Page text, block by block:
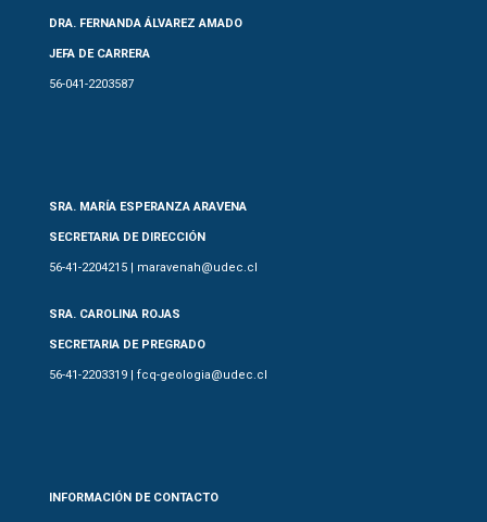
DRA. FERNANDA ÁLVAREZ AMADO
JEFA DE CARRERA
56-041-2203587
SRA. MARÍA ESPERANZA ARAVENA
SECRETARIA DE DIRECCIÓN
56-41-2204215 | maravenah@udec.cl
SRA. CAROLINA ROJAS
SECRETARIA DE PREGRADO
56-41-2203319 | fcq-geologia@udec.cl
INFORMACIÓN DE CONTACTO